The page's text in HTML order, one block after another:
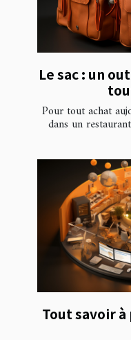
Le sac : un
Pour tout achat
dans un
Tout savoir à